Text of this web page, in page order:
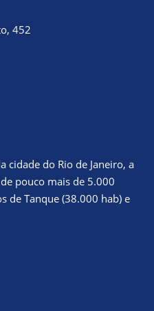
452
cidade do Rio de Janeiro, a
pouco mais de 5.000
de Tanque (38.000 hab) e